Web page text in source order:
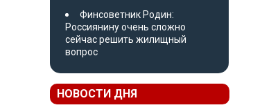
Финсоветник Родин:
Россиянину очень сложно
сейчас решить жилищный
вопрос
НОВОСТИ ДНЯ